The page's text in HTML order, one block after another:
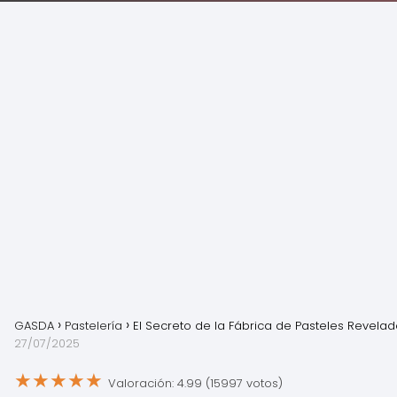
GASDA Pastelería
El Secreto de la Fábrica de Pasteles
27/07/2025
★★★★★ Valoración: 4.99 (15997 votos)